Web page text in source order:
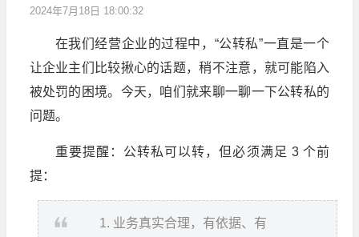
2024年7月18日 18:00:32
在我们经营企业的过程中，“公转私”一直是一个
让企业主们比较揪心的话题，稍不注意，就可能陷入
被处罚的困境。今天，咱们就来聊一聊一下公转私的
问题。
重要提醒：公转私可以转，但必须满足 3 个前
提：
业务真实合理，有依据、有